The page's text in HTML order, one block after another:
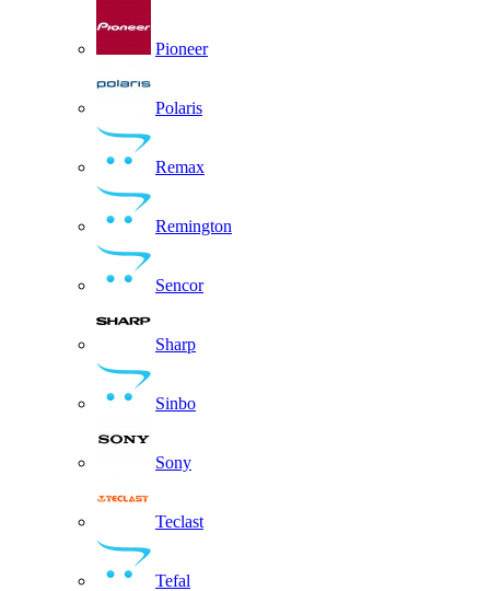
Pioneer
Polaris
Remax
Remington
Sencor
Sharp
Sinbo
Sony
Teclast
Tefal